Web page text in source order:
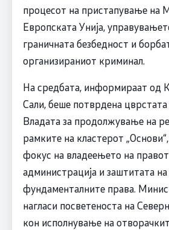
процесот на пристапување на
Европската Унија,
граничната безбедност и
организираниот криминал.
На средбата, информираат од
Сали, беше потврдена
Владата за продолжување на
рамките на кластерот
фокус на владеењето на
администрација и заштитата на
фундаменталните права.
нагласи посветеноста на
кон исполнување на